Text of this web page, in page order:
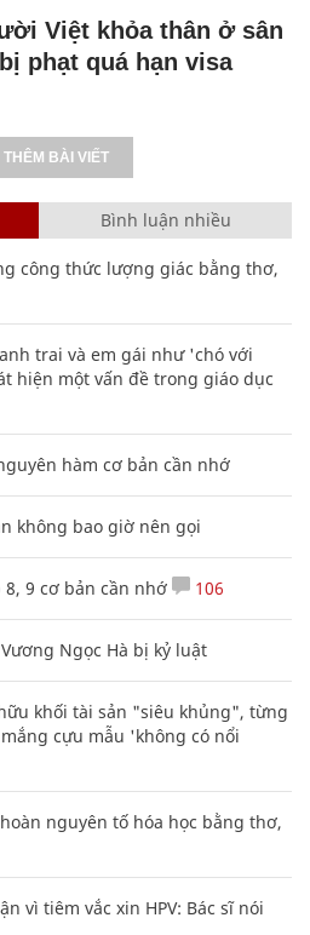
Việt khỏa thân ở sân
phạt quá hạn visa
THÊM BÀI VIẾT
Bình luận nhiều
công thức lượng giác bằng thơ,
trai và em gái như 'chó với
hiện một vấn đề trong giáo dục
hàm cơ bản cần nhớ
không bao giờ nên gọi
9 cơ bản cần nhớ 106
Ngọc Hà bị kỷ luật
khối tài sản "siêu khủng", từng
cựu mẫu 'không có nổi
nguyên tố hóa học bằng thơ,
vì tiêm vắc xin HPV: Bác sĩ nói